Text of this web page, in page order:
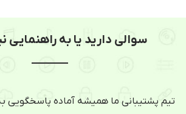
سوالی دارید یا به راهنمایی
تیم پشتیبانی ما همیشه آماده